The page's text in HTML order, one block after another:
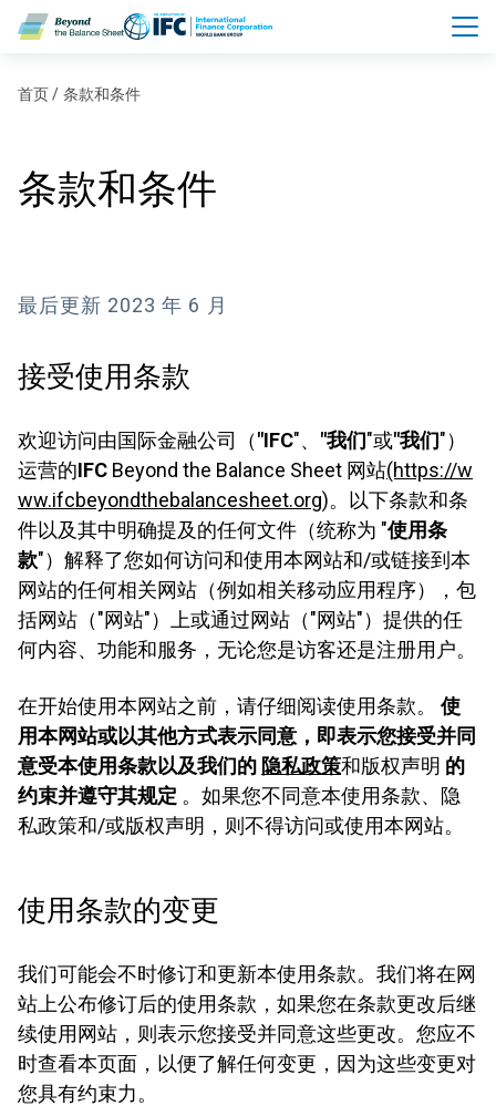
跳转到主要内容
面包屑
首页 条款和条件
条款和条件
最后更新 2023 年 6 月
接受使用条款
欢迎访问由国际金融公司（"IFC"、 "我们"或"我们"）
运营的IFC Beyond the Balance Sheet 网站(https://w
ww.ifcbeyondthebalancesheet.org)。以下条款和条
件以及其中明确提及的任何文件（统称为 "使用条
款"）解释了您如何访问和使用本网站和/或链接到本
网站的任何相关网站（例如相关移动应用程序），包
括网站（"网站"）上或通过网站（"网站"）提供的任
何内容、功能和服务，无论您是访客还是注册用户。
在开始使用本网站之前，请仔细阅读使用条款。
使
用本网站或以其他方式表示同意，即表示您接受并同
意受本使用条款以及我们的 隐私政策和版权声明 的
约束并遵守其规定 。如果您不同意本使用条款、隐
私政策和/或版权声明，则不得访问或使用本网站。
使用条款的变更
我们可能会不时修订和更新本使用条款。我们将在网
站上公布修订后的使用条款，如果您在条款更改后继
续使用网站，则表示您接受并同意这些更改。您应不
时查看本页面，以便了解任何变更，因为这些变更对
您具有约束力。